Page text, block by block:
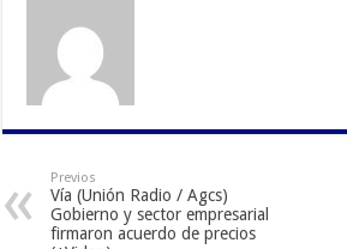
Previos
Vía (Unión Radio / Agcs)
Gobierno y sector empresarial
firmaron acuerdo de precios